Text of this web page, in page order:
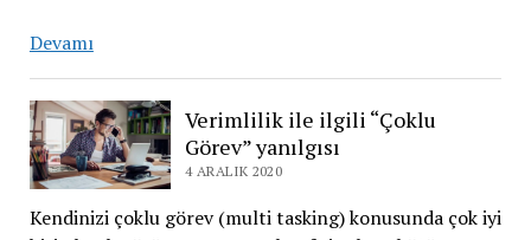
Devamı
Verimlilik ile ilgili “Çoklu
Görev” yanılgısı
4 ARALIK 2020
Kendinizi çoklu görev (multi tasking) konusunda çok iyi